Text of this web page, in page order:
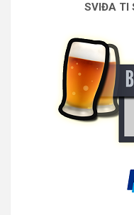
SVIĐA TI